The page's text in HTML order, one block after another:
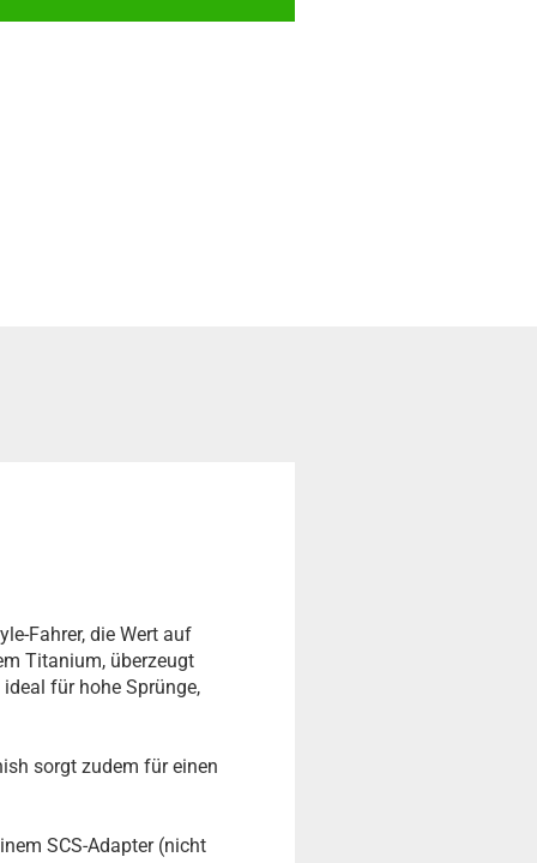
Fahrer, die Wert auf
Titanium, überzeugt
für hohe Sprünge,
sorgt zudem für einen
SCS-Adapter (nicht